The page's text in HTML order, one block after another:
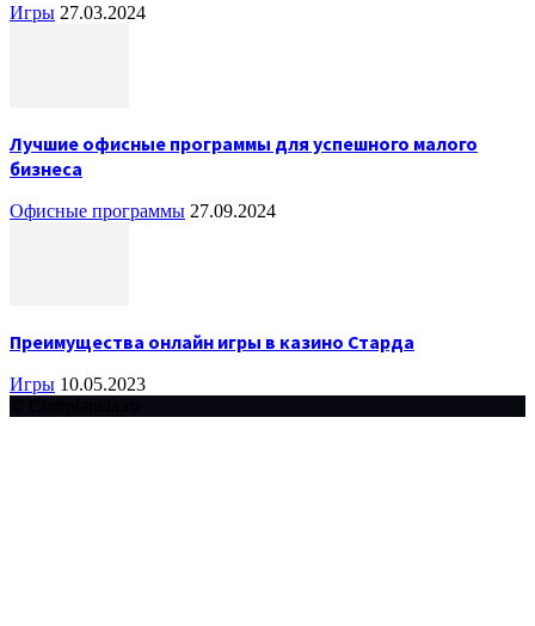
Игры 27.03.2024
Лучшие офисные программы для успешного малого
бизнеса
Офисные программы 27.09.2024
Преимущества онлайн игры в казино Старда
Игры 10.05.2023